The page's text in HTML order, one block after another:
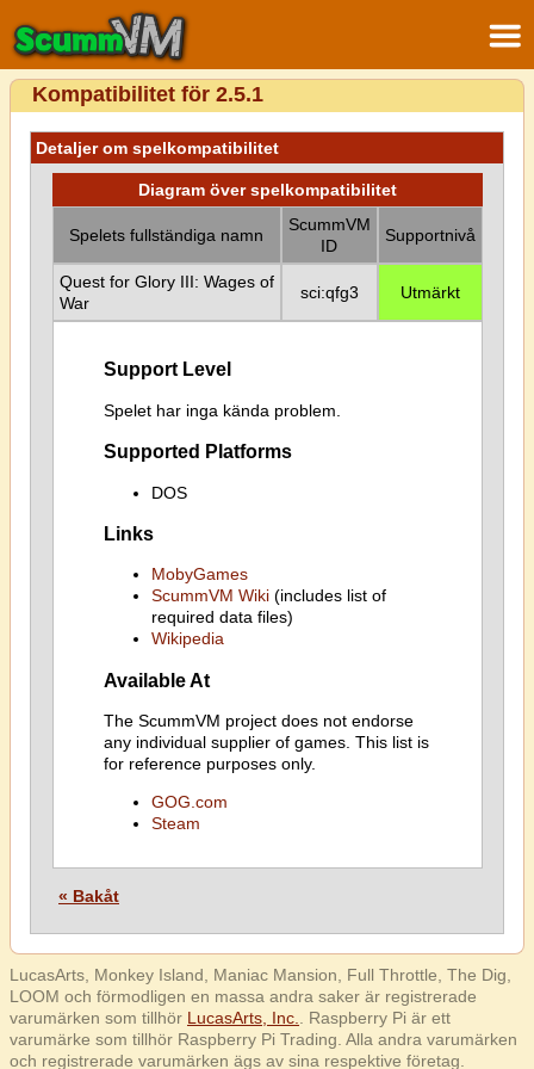
Kompatibilitet för 2.5.1
Detaljer om spelkompatibilitet
Diagram över spelkompatibilitet
Spelets fullständiga namn
ScummVM
ID
Supportnivå
Quest for Glory III: Wages of
War
sci:qfg3 Utmärkt
Support Level
Spelet har inga kända problem.
Supported Platforms
DOS
Links
MobyGames
ScummVM Wiki(includes list of
required data files)
Wikipedia
Available At
The ScummVM project does not endorse
any individual supplier of games. This list is
for reference purposes only.
GOG.com
Steam
« Bakåt
LucasArts, Monkey Island, Maniac Mansion, Full Throttle, The Dig,
LOOM och förmodligen en massa andra saker är registrerade
varumärken som tillhör LucasArts, Inc.
. Raspberry Pi är ett
varumärke som tillhör Raspberry Pi Trading. Alla andra varumärken
och registrerade varumärken ägs av sina respektive företag.